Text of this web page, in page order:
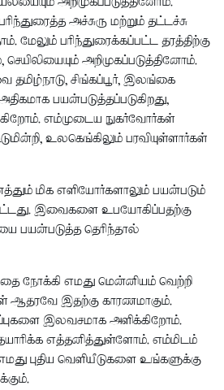
அச்சுரு மற்றும் தட்டச்சு
மேலும் பரிந்துரைக்கப்பட்ட தரத்திற்கு
செயிலியையும் அறிமுகப்படுத்தினோம்.
தமிழ்நாடு, சிங்கப்பூர், இலங்கை
பயன்படுத்தப்படுகிறது,
எம்முடைய நுகர்வோர்கள்
உலகெங்கிலும் பரவியுள்ளார்கள்
மிக எளியோர்களாலும் பயன்படும்
இவைகளை உபயோகிப்பதற்கு
பயன்படுத்த தெரிந்தால்
நோக்கி எமது மென்னியம் வெற்றி
ஆதரவே இதற்கு காரணமாகும்.
இலவசமாக அளிக்கிறோம்.
எத்தனித்துள்ளோம். எம்மிடம்
புதிய வெளியீடுகளை உங்களுக்கு